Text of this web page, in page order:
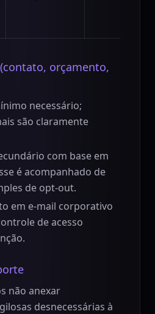
orçamento,
necessário;
são claramente
com base em
é acompanhado de
de opt-out.
em e-mail corporativo
de acesso
não anexar
desnecessárias à